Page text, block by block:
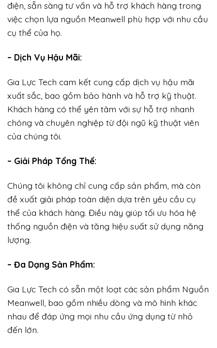
điện, sẵn sàng tư vấn và hỗ trợ khách hàng trong
việc chọn lựa nguồn Meanwell phù hợp với nhu cầu
cụ thể của họ.
– Dịch Vụ Hậu Mãi:
Gia Lực Tech cam kết cung cấp dịch vụ hậu mãi
xuất sắc, bao gồm bảo hành và hỗ trợ kỹ thuật.
Khách hàng có thể yên tâm với sự hỗ trợ nhanh
chóng và chuyên nghiệp từ đội ngũ kỹ thuật viên
của chúng tôi.
– Giải Pháp Tổng Thể:
Chúng tôi không chỉ cung cấp sản phẩm, mà còn
đề xuất giải pháp toàn diện dựa trên yêu cầu cụ
thể của khách hàng. Điều này giúp tối ưu hóa hệ
thống nguồn điện và tăng hiệu suất sử dụng năng
lượng.
– Đa Dạng Sản Phẩm:
Gia Lực Tech có sẵn một loạt các sản phẩm Nguồn
Meanwell, bao gồm nhiều dòng và mô hình khác
nhau để đáp ứng mọi nhu cầu ứng dụng từ nhỏ
đến lớn.